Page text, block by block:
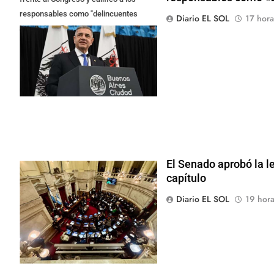
responsables como "delincuentes
anarquistas"
Diario EL SOL
17
El Senado aprobó la
capítulo
Diario EL SOL
19